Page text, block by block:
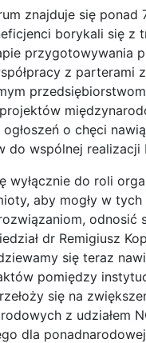
znajduje się
borykali się z
przygotowywania
z parterami
o chęci
do wspólnej realizacji
wyłącznie do roli
aby mogły w
odnosić
dr Remigiusz
się teraz
pomiędzy
się na
z udziałem
dla